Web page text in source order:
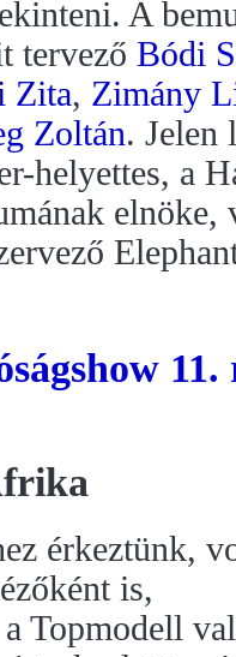
A
tervező Bódi
Zita, Zimány
Zoltán. Jelen
helyettes, a
elnöke,
11.
érkeztünk,
is,
Topmodell